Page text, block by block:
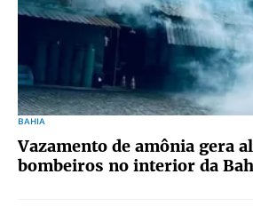
BAHIA
Vazamento de amônia gera
bombeiros no interior da